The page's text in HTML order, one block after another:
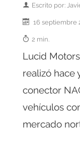
Escrito por:
16 septiembre
2 min.
Lucid
realizó hace
conector
vehículos
mercado